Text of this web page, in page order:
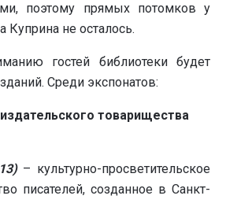
поэтому прямых потомков у
Куприна не осталось.
гостей библиотеки будет
Среди экспонатов:
товарищества
– культурно-просветительское
писателей, созданное в Санкт-